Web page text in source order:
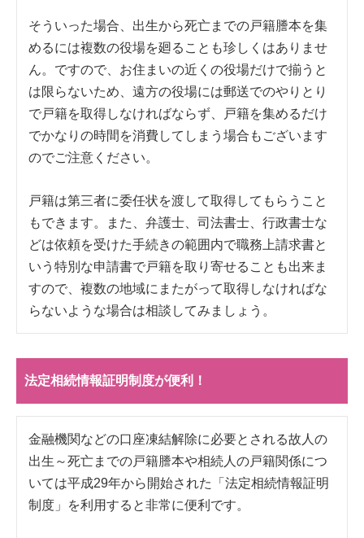
そういった場合、出生から死亡までの戸籍謄本を集
めるには複数の役場を廻ることも珍しくはありませ
ん。ですので、お住まいの近くの役場だけで揃うと
は限らないため、遠方の役場には郵送でのやりとり
で戸籍を取得しなければならず、戸籍を集めるだけ
でかなりの時間を消費してしまう場合もございます
のでご注意ください。
戸籍は第三者に委任状を渡して取得してもらうこと
もできます。また、弁護士、司法書士、行政書士な
どは依頼を受けた手続きの範囲内で職務上請求書と
いう特別な申請書で戸籍を取り寄せることも出来ま
すので、複数の地域にまたがって取得しなければな
らないような場合は相談してみましょう。
法定相続情報証明制度が便利！
金融機関などの口座凍結解除に必要とされる故人の
出生～死亡までの戸籍謄本や相続人の戸籍関係につ
いては平成29年から開始された「法定相続情報証明
制度」を利用すると非常に便利です。